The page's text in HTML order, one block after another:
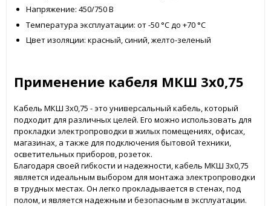
Напряжение: 450/750 В
Температура эксплуатации: от -50 °C до +70 °C
Цвет изоляции: красный, синий, желто-зеленый
Применение кабеля МКШ 3x0,75
Кабель МКШ 3x0,75 - это универсальный кабель, который
подходит для различных целей. Его можно использовать для
прокладки электропроводки в жилых помещениях, офисах,
магазинах, а также для подключения бытовой техники,
осветительных приборов, розеток.
Благодаря своей гибкости и надежности, кабель МКШ 3x0,75
является идеальным выбором для монтажа электропроводки
в трудных местах. Он легко прокладывается в стенах, под
полом, и является надежным и безопасным в эксплуатации.